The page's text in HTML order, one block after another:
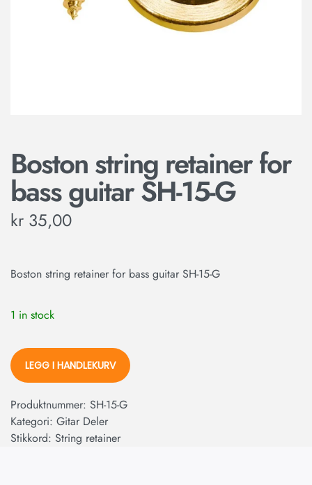
Boston string retainer for
bass guitar SH-15-G
kr 35,00
Boston string retainer for bass guitar SH-15-G
1 in stock
LEGG I HANDLEKURV
Produktnummer: SH-15-G
Kategori: Gitar Deler
Stikkord: String retainer